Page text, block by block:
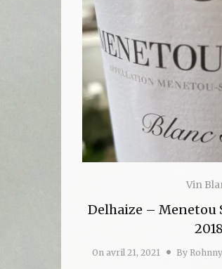
Vin
Delhaize – Menetou
2018
On avril 21, 2021 By